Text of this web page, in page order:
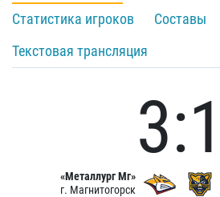
Статистика игроков
Составы
Текстовая трансляция
«Металлург Мг»
г. Магнитогорск
3:1